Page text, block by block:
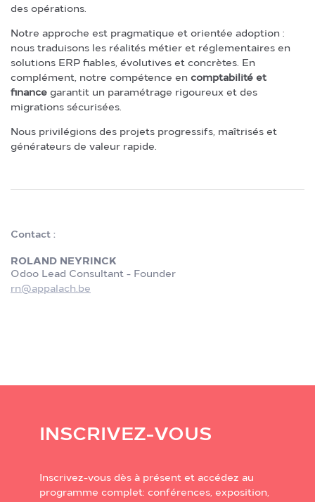
des opérations.
Notre approche est pragmatique et orientée adoption :
nous traduisons les réalités métier et réglementaires en
solutions ERP fiables, évolutives et concrètes. En
complément, notre compétence en comptabilité et
finance garantit un paramétrage rigoureux et des
migrations sécurisées.
Nous privilégions des projets progressifs, maîtrisés et
générateurs de valeur rapide.
Contact :
ROLAND NEYRINCK
Odoo Lead Consultant - Founder
rn@appalach.be
INSCRIVEZ-VOUS
Inscrivez-vous dès à présent et accédez au
programme complet: conférences, exposition,